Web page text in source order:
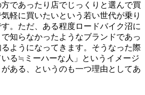
であったり店でじっくりと選んで買
軽に買いたいという若い世代が乗り
。ただ、ある程度ロードバイク沼に
知らなかったようなブランドであっ
ようになってきます。そうなった際
る≒ミーハーな人」というイメージ
ある、というのも一つ理由としてあ